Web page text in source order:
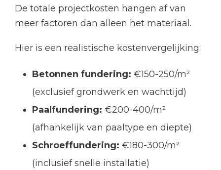
De totale projectkosten hangen af van
meer factoren dan alleen het materiaal.
Hier is een realistische kostenvergelijking:
Betonnen fundering: €150-250/m²
(exclusief grondwerk en wachttijd)
Paalfundering: €200-400/m²
(afhankelijk van paaltype en diepte)
Schroeffundering: €180-300/m²
(inclusief snelle installatie)